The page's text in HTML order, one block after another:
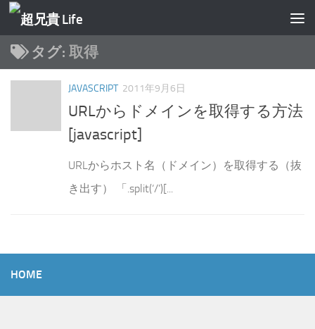
コンテンツへスキップ
タグ: 取得
JAVASCRIPT 2011年9月6日
URLからドメインを取得する方法
[javascript]
URLからホスト名（ドメイン）を取得する（抜
き出す） 「.split(‘/’)[...
HOME